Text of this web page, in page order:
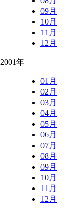
09月
10月
11月
12月
2001年
01月
02月
03月
04月
05月
06月
07月
08月
09月
10月
11月
12月